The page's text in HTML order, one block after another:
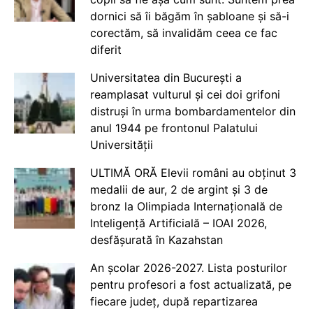
dornici să îi băgăm în șabloane și să-i
corectăm, să invalidăm ceea ce fac
diferit
Universitatea din București a
reamplasat vulturul și cei doi grifoni
distruși în urma bombardamentelor din
anul 1944 pe frontonul Palatului
Universității
ULTIMĂ ORĂ Elevii români au obținut 3
medalii de aur, 2 de argint și 3 de
bronz la Olimpiada Internațională de
Inteligență Artificială – IOAI 2026,
desfășurată în Kazahstan
An școlar 2026-2027. Lista posturilor
pentru profesori a fost actualizată, pe
fiecare județ, după repartizarea